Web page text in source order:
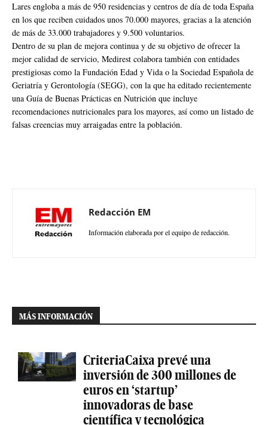
Lares engloba a más de 950 residencias y centros de día de toda España
en los que reciben cuidados unos 70.000 mayores, gracias a la atención
de más de 33.000 trabajadores y 9.500 voluntarios.
Dentro de su plan de mejora continua y de su objetivo de ofrecer la
mejor calidad de servicio, Medirest colabora también con entidades
prestigiosas como la Fundación Edad y Vida o la Sociedad Española de
Geriatría y Gerontología (SEGG), con la que ha editado recientemente
una Guía de Buenas Prácticas en Nutrición que incluye
recomendaciones nutricionales para los mayores, así como un listado de
falsas creencias muy arraigadas entre la población.
Redacción EM
Información elaborada por el equipo de redacción.
MÁS INFORMACIÓN
CriteriaCaixa prevé una
inversión de 300 millones de
euros en ‘startup’
innovadoras de base
científica y tecnológica